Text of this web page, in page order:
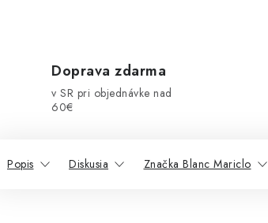
Doprava zdarma
v SR pri objednávke nad
60€
Popis Diskusia Značka Blanc Mariclo